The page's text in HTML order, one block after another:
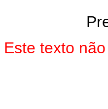
Este texto